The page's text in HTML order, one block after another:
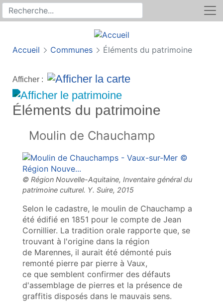
Recherche sur le site
Rechercher
Accueil Communes Éléments du patrimoine
Afficher :
Éléments du patrimoine
Moulin de Chauchamp
Selon le cadastre, le moulin de Chauchamp a
été édifié en 1851 pour le compte de Jean
Cornillier. La tradition orale rapporte que, se
trouvant à l'origine dans la région
de Marennes, il aurait été démonté puis
remonté pierre par pierre à Vaux,
ce que semblent confirmer des défauts
d'assemblage de pierres et la présence de
graffitis disposés dans le mauvais sens.